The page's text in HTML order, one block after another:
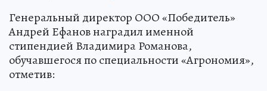
Генеральный директор ООО «Победитель»
Андрей Ефанов наградил именной
стипендией Владимира Романова,
обучавшегося по специальности «Агрономия»,
отметив: